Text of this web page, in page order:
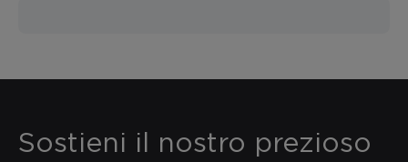
Sostieni il nostro prezioso